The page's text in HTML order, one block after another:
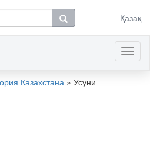
поиска Қазақ
Казахстана » Усуни